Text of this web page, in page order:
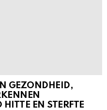
GEZONDHEID,
EN STERFTE